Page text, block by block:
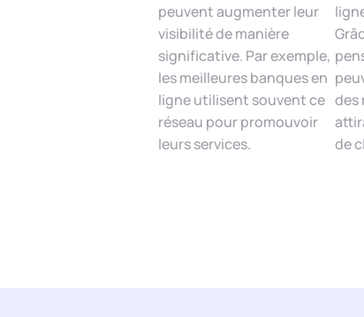
peuvent augmenter leur
visibilité de manière
significative. Par exemple,
les meilleures banques en
ligne utilisent souvent ce
réseau pour promouvoir
leurs services.
des
de